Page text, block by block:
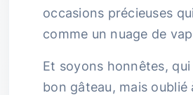
occasions précieuses
comme un nuage de
Et soyons honnêtes,
bon gâteau, mais oublié